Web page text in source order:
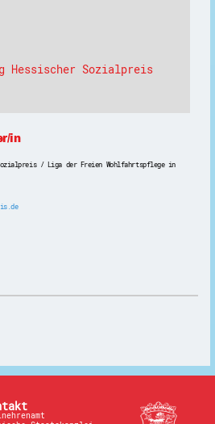
Hessischer Sozialpreis
in
/ Liga der Freien Wohlfahrtspflege in